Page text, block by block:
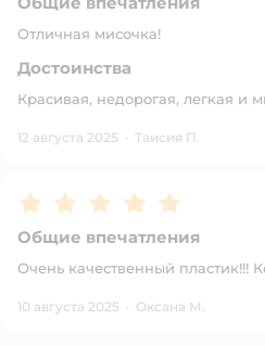
Отличная мисочка!
Достоинства
Красивая, недорогая, легкая и
12 августа 2025 · Таисия П.
Рейтинг:5
Общие впечатления
Очень качественный пластик!!!
10 августа 2025 · Оксана М.